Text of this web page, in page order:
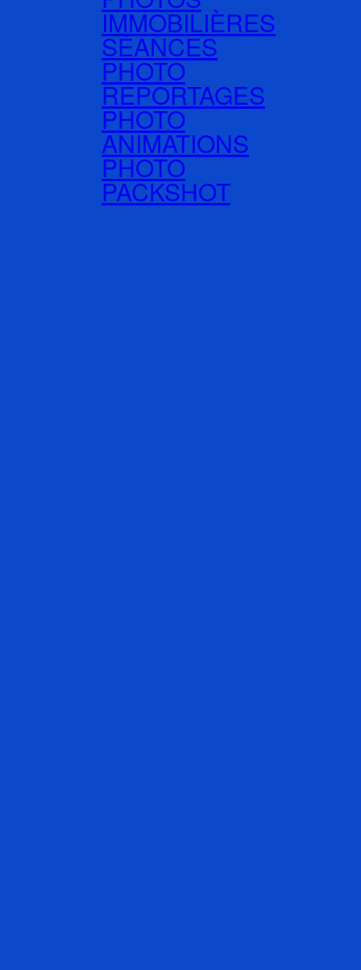
IMMOBILIÈRES
SÉANCES
PHOTO
REPORTAGES
PHOTO
ANIMATIONS
PHOTO
PACKSHOT